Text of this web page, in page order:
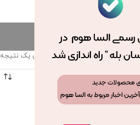
کن کمانی
“پوست کن کمانی” نمایش یک نتیجه